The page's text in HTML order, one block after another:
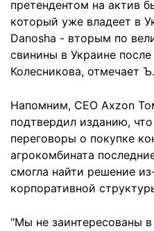
претендентом на актив
который уже владеет в
Danosha - вторым по
свинины в Украине
Колесникова, отмечает Ъ.
Напомним, CEO Axzon
подтвердил изданию,
переговоры о покупке
агрокомбината
смогла найти решение
корпоративной
"Мы не заинтересованы